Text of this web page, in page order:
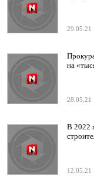
29.05.21
на
28.05.21
В 2022
12.05.21